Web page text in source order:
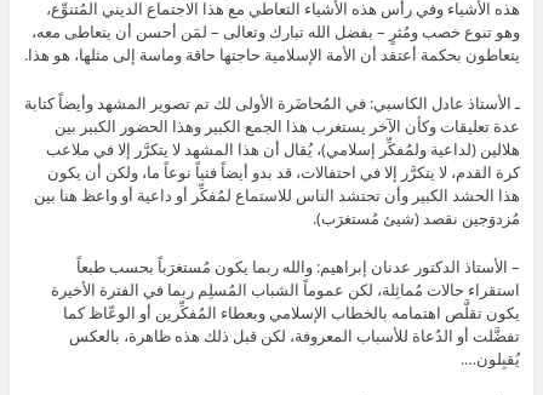
هذه الأشياء وفي رأس هذه الأشياء التعاطي مع هذا الاجتماع الديني المُتنوِّع،
وهو تنوع خصب ومُثرٍ – بفضل الله تبارك وتعالى – لمَن أحسن أن يتعاطى معه،
يتعاطون بحكمة أعتقد أن الأمة الإسلامية حاجتها حاقة وماسة إلى مثلها، هو هذا.
ـ الأستاذ عادل الكاسبي: في المُحاضَرة الأولى لك تم تصوير المشهد وأيضاً كتابة
عدة تعليقات وكأن الآخر يستغرب هذا الجمع الكبير وهذا الحضور الكبير بين
هلالين (لداعية ولمُفكِّر إسلامي)، يُقال أن هذا المشهد لا يتكرَّر إلا في ملاعب
كرة القدم، لا يتكرَّر إلا في احتفالات، قد بدو أيضاً فنياً نوعاً ما، ولكن أن يكون
هذا الحشد الكبير وأن تحتشد الناس للاستماع لمُفكِّر أو داعية أو واعظ هنا بين
مُزدوَجين نقصد (شيئ مُستغرَب).
– الأستاذ الدكتور عدنان إبراهيم: والله ربما يكون مُستغرَباً بحسب طبعاً
استقراء حالات مُماثِلة، لكن عموماً الشباب المُسلِم ربما في الفترة الأخيرة
يكون تقلَّص اهتمامه بالخطاب الإسلامي وبعطاء المُفكِّرين أو الوعّاظ كما
تفضَّلت أو الدُعاة للأسباب المعروفة، لكن قبل ذلك هذه ظاهرة، بالعكس
يُقبِلون….